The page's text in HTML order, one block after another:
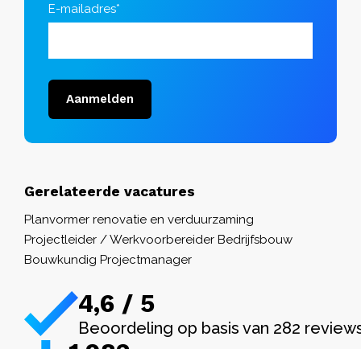
E-mailadres*
Aanmelden
Gerelateerde vacatures
Planvormer renovatie en verduurzaming
Projectleider / Werkvoorbereider Bedrijfsbouw
Bouwkundig Projectmanager
4,6 / 5
Beoordeling op basis van 282